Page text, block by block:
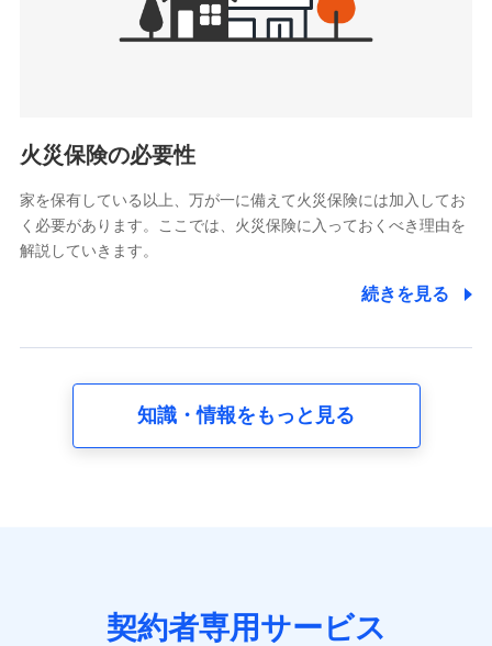
供し、金融商品等の契約を勧奨するため
アンケートやキャンペーン等の実施のため
電話対応の品質向上およびお問合せ内容の正確な把握のため
6.採用応募者の個人情報
採用選考および入社手続を実施するため
8.取引先個人情報
取引先としての選定業務、営業情報の提供業務、契約締結手
10.受託業務の 個人情報
火災保険の必要性
家を保有している以上、万が一に備えて火災保険には加入してお
く必要があります。ここでは、火災保険に入っておくべき理由を
解説していきます。
続きを見る
知識・情報をもっと見る
契約者専用サービス